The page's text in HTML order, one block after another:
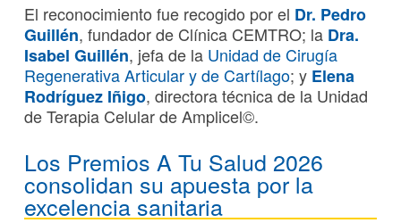
El reconocimiento fue recogido por el Dr. Pedro
Guillén, fundador de Clínica CEMTRO; la Dra.
Isabel Guillén, jefa de la Unidad de Cirugía
Regenerativa Articular y de Cartílago; y Elena
Rodríguez Iñigo, directora técnica de la Unidad
de Terapia Celular de Amplicel©.
Los Premios A Tu Salud 2026
consolidan su apuesta por la
excelencia sanitaria